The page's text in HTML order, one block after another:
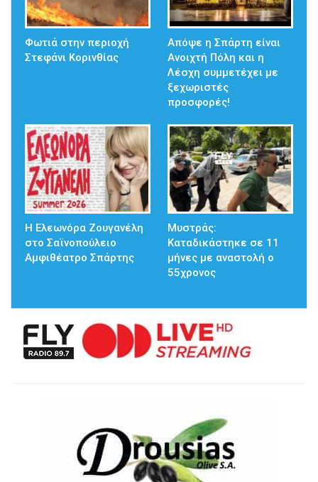
Φωτιά στην περιοχή
Στεφάνι Κορινθίας
Απόψε η Σπάρτη είναι
Ανοιχτή Πόλη και η
Λέσχη συμμετέχει με
ξεχωριστές
προσφορές!
Η Ελεωνόρα Ζουγανέλη
στο Σαϊνοπούλειο
Αμφιθέατρο Σπάρτης
Μυστράς:
Καταδικάστηκε σε 11
μήνες με αναστολή ο
55χρονος